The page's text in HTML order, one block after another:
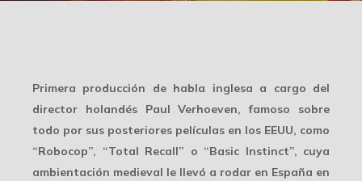
Primera producción de habla inglesa a cargo del
director holandés Paul Verhoeven, famoso sobre
todo por sus posteriores películas en los EEUU, como
“Robocop”, “Total Recall” o “Basic Instinct”, cuya
ambientación medieval le llevó a rodar en España en